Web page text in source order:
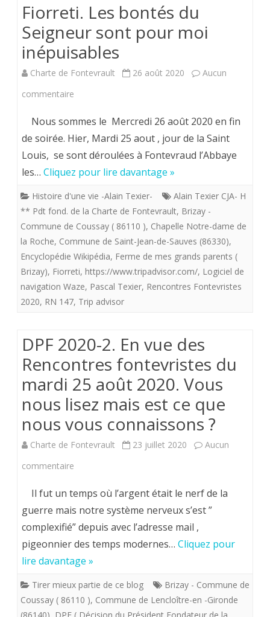
cailloux
blancs
chemin
par
la
Providence.
Purnon
le
de
belle
au
bois
dormant
sis
sur
terres
poitevines.
Fiorreti. Les bontés du
Seigneur sont pour moi
inépuisables
Charte de Fontevrault 26 août 2020
Aucun
commentaire
Les
bontés
du
Seigneur
pour
moi
inépuisables
Nous sommes le Mercredi 26 août 2020 en fin
de soirée. Hier, Mardi 25 aout , jour de la Saint
Louis, se sont déroulées à Fontevraud l’Abbaye
les… Cliquez pour lire davantage »
Histoire d'une vie -Alain Texier-
Alain Texier CJA- H
** Pdt fond. de la Charte de Fontevrault, Brizay -
Commune de Coussay ( 86110 ), Chapelle Notre-dame de
la Roche, Commune de Saint-Jean-de-Sauves (86330),
Encyclopédie Wikipédia, Ferme de mes grands parents (
Brizay), Fiorreti, https://www.tripadvisor.com/, Logiciel de
navigation Waze, Pascal Texier, Rencontres Fontevristes
2020, RN 147, Trip advisor
DPF 2020-2. En vue des
Rencontres fontevristes du
mardi 25 août 2020. Vous
nous lisez mais est ce que
nous vous connaissons ?
Charte de Fontevrault 23 juillet 2020
Aucun
commentaire
2020-
2.
En
des
Rencontres
Il fut un temps où l’argent était le nerf de la
guerre mais notre système nerveux s’est ”
complexifié” depuis avec l’adresse mail ,
pigeonnier des temps modernes… Cliquez pour
lire davantage »
Tirer mieux partie de ce blog
Brizay - Commune de
Coussay ( 86110 ), Commune de Lencloître-en -Gironde